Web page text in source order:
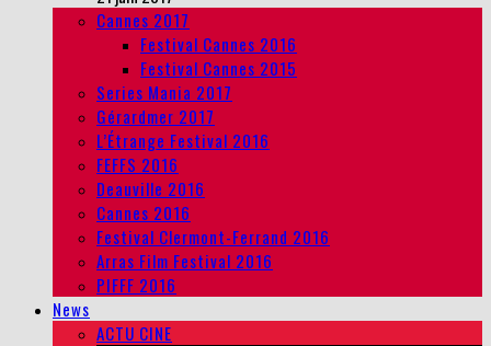
Cannes 2017
Festival Cannes 2016
Festival Cannes 2015
Series Mania 2017
Gérardmer 2017
L’Étrange Festival 2016
FEFFS 2016
Deauville 2016
Cannes 2016
Festival Clermont-Ferrand 2016
Arras Film Festival 2016
PIFFF 2016
News
ACTU CINE